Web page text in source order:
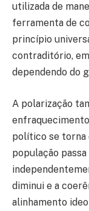
utilizada de
ferramenta de
princípio
contraditório,
dependendo do
A polarização
político se torna
população
diminui e a
alinhamento